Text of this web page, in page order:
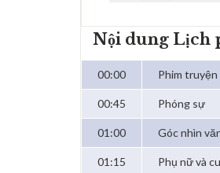
Nội dung Lịch
00:00 Phim truyện
00:45 Phóng sự
01:00 Góc nhìn
01:15 Phụ nữ và